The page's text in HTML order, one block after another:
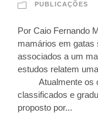
PUBLICAÇÕES
Por Caio Fernando
mamários em gatas
associados a um
estudos relatem
Atualmente os
classificados e
proposto por...